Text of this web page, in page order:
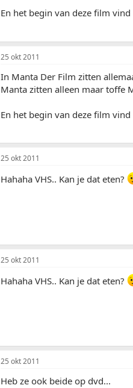
En het begin van deze film
25 okt 2011
In Manta Der Film zitten
Manta zitten alleen maar toffe
En het begin van deze film
25 okt 2011
Hahaha VHS.. Kan je dat eten?
25 okt 2011
Hahaha VHS.. Kan je dat eten?
25 okt 2011
Heb ze ook beide op dvd...